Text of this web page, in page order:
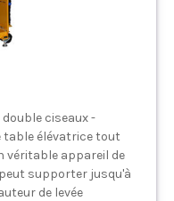
double ciseaux -
table élévatrice tout
véritable appareil de
supporter jusqu'à
de levée